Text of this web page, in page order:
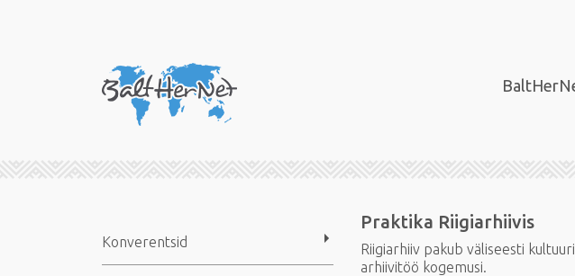
Konverentsid
Praktika Riigiarhiivis
Riigiarhiiv pakub väliseesti
arhiivitöö kogemusi.